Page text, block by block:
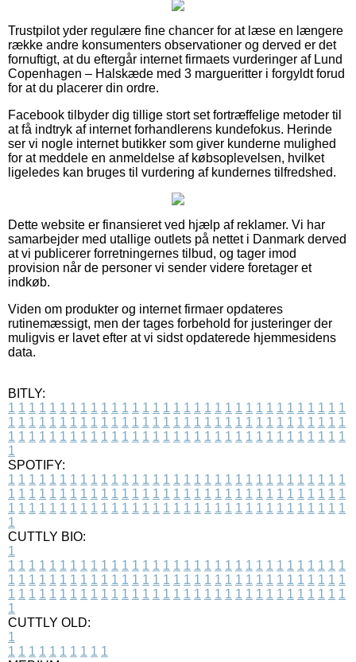
Trustpilot yder regulære fine chancer for at læse en længere
række andre konsumenters observationer og derved er det
fornuftigt, at du eftergår internet firmaets vurderinger af Lund
Copenhagen – Halskæde med 3 margueritter i forgyldt forud
for at du placerer din ordre.
Facebook tilbyder dig tillige stort set fortræffelige metoder til
at få indtryk af internet forhandlerens kundefokus. Herinde
ser vi nogle internet butikker som giver kunderne mulighed
for at meddele en anmeldelse af købsoplevelsen, hvilket
ligeledes kan bruges til vurdering af kundernes tilfredshed.
Dette website er finansieret ved hjælp af reklamer. Vi har
samarbejder med utallige outlets på nettet i Danmark derved
at vi publicerer forretningernes tilbud, og tager imod
provision når de personer vi sender videre foretager et
indkøb.
Viden om produkter og internet firmaer opdateres
rutinemæssigt, men der tages forbehold for justeringer der
muligvis er lavet efter at vi sidst opdaterede hjemmesidens
data.
BITLY:
1 1 1 1 1 1 1 1 1 1 1 1 1 1 1 1 1 1 1 1 1 1 1 1 1 1 1 1 1 1 1 1 1
1 1 1 1 1 1 1 1 1 1 1 1 1 1 1 1 1 1 1 1 1 1 1 1 1 1 1 1 1 1 1 1 1
1 1 1 1 1 1 1 1 1 1 1 1 1 1 1 1 1 1 1 1 1 1 1 1 1 1 1 1 1 1 1 1 1
1
SPOTIFY:
1 1 1 1 1 1 1 1 1 1 1 1 1 1 1 1 1 1 1 1 1 1 1 1 1 1 1 1 1 1 1 1 1
1 1 1 1 1 1 1 1 1 1 1 1 1 1 1 1 1 1 1 1 1 1 1 1 1 1 1 1 1 1 1 1 1
1 1 1 1 1 1 1 1 1 1 1 1 1 1 1 1 1 1 1 1 1 1 1 1 1 1 1 1 1 1 1 1 1
1
CUTTLY BIO:
1
1 1 1 1 1 1 1 1 1 1 1 1 1 1 1 1 1 1 1 1 1 1 1 1 1 1 1 1 1 1 1 1 1
1 1 1 1 1 1 1 1 1 1 1 1 1 1 1 1 1 1 1 1 1 1 1 1 1 1 1 1 1 1 1 1 1
1 1 1 1 1 1 1 1 1 1 1 1 1 1 1 1 1 1 1 1 1 1 1 1 1 1 1 1 1 1 1 1 1
1
CUTTLY OLD:
1
1 1 1 1 1 1 1 1 1 1